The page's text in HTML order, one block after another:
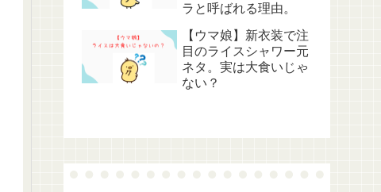
ラと呼ばれる理由。
【ウマ娘】新衣装で注
目のライスシャワー元
ネタ。実は大食いじゃ
ない？